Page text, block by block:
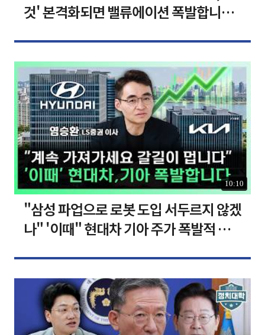
것' 본격화되면 밸류에이션 폭발합니다
10:10
"삼성 파업으로 로봇 도입 서두르지 않겠
나" '이때" 현대차 기아 주가 폭발적 성